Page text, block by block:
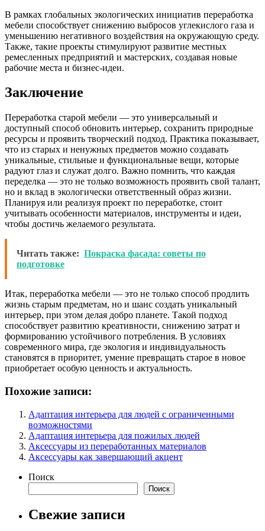
В рамках глобальных экологических инициатив переработка
мебели способствует снижению выбросов углекислого газа и
уменьшению негативного воздействия на окружающую среду.
Также, такие проекты стимулируют развитие местных
ремесленных предприятий и мастерских, создавая новые
рабочие места и бизнес-идеи.
Заключение
Переработка старой мебели — это универсальный и
доступный способ обновить интерьер, сохранить природные
ресурсы и проявить творческий подход. Практика показывает,
что из старых и ненужных предметов можно создавать
уникальные, стильные и функциональные вещи, которые
радуют глаз и служат долго. Важно помнить, что каждая
переделка — это не только возможность проявить свой талант,
но и вклад в экологически ответственный образ жизни.
Планируя или реализуя проект по переработке, стоит
учитывать особенности материалов, инструменты и идеи,
чтобы достичь желаемого результата.
Читать также: Покраска фасада: советы по
подготовке
Итак, переработка мебели — это не только способ продлить
жизнь старым предметам, но и шанс создать уникальный
интерьер, при этом делая добро планете. Такой подход
способствует развитию креативности, снижению затрат и
формированию устойчивого потребления. В условиях
современного мира, где экология и индивидуальность
становятся в приоритет, умение превращать старое в новое
приобретает особую ценность и актуальность.
Похожие записи:
Адаптация интерьера для людей с ограниченными
возможностями
Адаптация интерьера для пожилых людей
Аксессуары из переработанных материалов
Аксессуары как завершающий акцент
Поиск
Поиск
Свежие записи